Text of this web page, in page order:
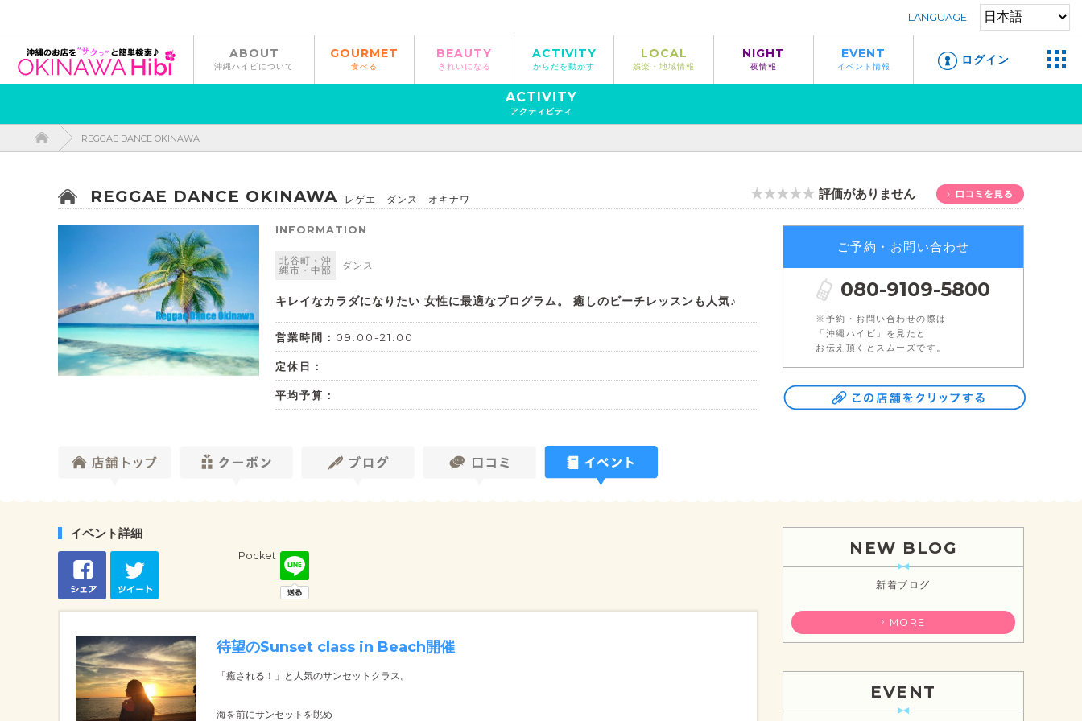
LANGUAGE
ABOUT
沖縄ハイビについて
GOURMET
食べる
BEAUTY
きれいになる
ACTIVITY
からだを動かす
LOCAL
娯楽・地域情報
NIGHT
夜情報
EVENT
イベント情報 ログイン
ACTIVITY
アクティビティ
REGGAE DANCE OKINAWA
REGGAE DANCE OKINAWA レゲエ ダンス オキナワ ★★★★★ 評価がありません
INFORMATION
北谷町・沖
縄市・中部
ダンス
キレイなカラダになりたい 女性に最適なプログラム。 癒しのビーチレッスンも人気♪
営業時間： 09:00-21:00
定休日：
平均予算：
ご予約・お問い合わせ
080-9109-5800
※予約・お問い合わせの際は
「沖縄ハイビ」を見たと
お伝え頂くとスムーズです。
イベント詳細
Pocket
待望のSunset class in Beach開催
「癒される！」と人気のサンセットクラス。
海を前にサンセットを眺め
NEW BLOG
新着ブログ
MORE
EVENT